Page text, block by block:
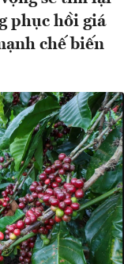
phục hồi giá
chế biến